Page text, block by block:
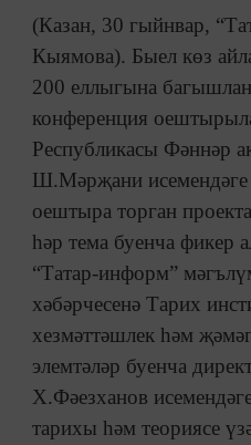
(Казан, 30 гыйнвар,
Кыямова). Быел көз
200 еллыгына
конференция
Республикасы Фәннәр
Ш.Мәрҗани исемендәге
оештыра торган
һәр тема буенча фикер
“Татар-информ”
хәбәрчесенә Тарих
хезмәттәшлек һәм
элемтәләр буенча
Х.Фәезханов
тарихы һәм теориясе